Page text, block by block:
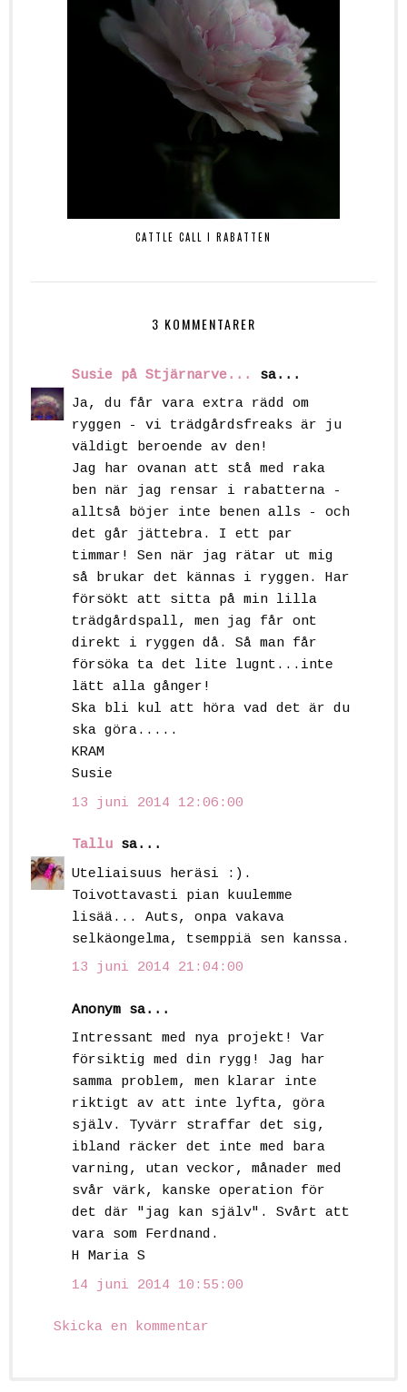
CATTLE CALL I RABATTEN
3 KOMMENTARER
Susie på Stjärnarve...
sa...
Ja, du får vara extra rädd om
ryggen - vi trädgårdsfreaks är ju
väldigt beroende av den!
Jag har ovanan att stå med raka
ben när jag rensar i rabatterna -
alltså böjer inte benen alls - och
det går jättebra. I ett par
timmar! Sen när jag rätar ut mig
så brukar det kännas i ryggen. Har
försökt att sitta på min lilla
trädgårdspall, men jag får ont
direkt i ryggen då. Så man får
försöka ta det lite lugnt...inte
lätt alla gånger!
Ska bli kul att höra vad det är du
ska göra.....
KRAM
Susie
13 juni 2014 12:06:00
Tallu sa...
Uteliaisuus heräsi :).
Toivottavasti pian kuulemme
lisää... Auts, onpa vakava
selkäongelma, tsemppiä sen kanssa.
13 juni 2014 21:04:00
Anonym sa...
Intressant med nya projekt! Var
försiktig med din rygg! Jag har
samma problem, men klarar inte
riktigt av att inte lyfta, göra
själv. Tyvärr straffar det sig,
ibland räcker det inte med bara
varning, utan veckor, månader med
svår värk, kanske operation för
det där "jag kan själv". Svårt att
vara som Ferdnand.
H Maria S
14 juni 2014 10:55:00
Skicka en kommentar